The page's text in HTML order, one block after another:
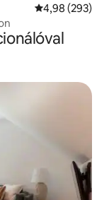
Átlagos
4,98 (293)